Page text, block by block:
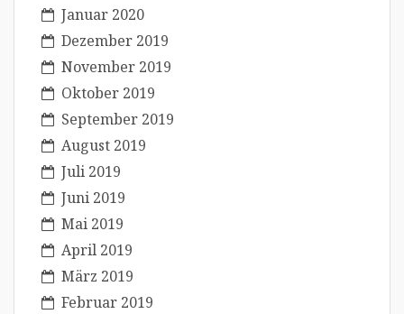
Januar 2020
Dezember 2019
November 2019
Oktober 2019
September 2019
August 2019
Juli 2019
Juni 2019
Mai 2019
April 2019
März 2019
Februar 2019